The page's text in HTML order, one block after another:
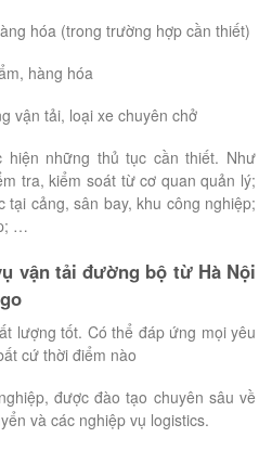
hóa (trong trường hợp cần thiết)
hàng hóa
vận tải, loại xe chuyên chở
hiện những thủ tục cần thiết. Như
tra, kiểm soát từ cơ quan quản lý;
tại cảng, sân bay, khu công nghiệp;
…
vận tải đường bộ từ Hà Nội
lượng tốt. Có thể đáp ứng mọi yêu
cứ thời điểm nào
được đào tạo chuyên sâu về
và các nghiệp vụ logistics.